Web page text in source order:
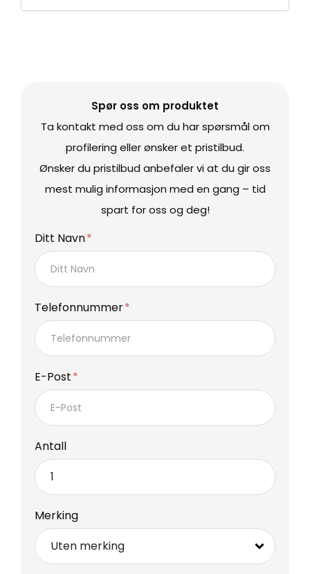
Spør oss om produktet
Ta kontakt med oss om du har spørsmål om
profilering eller ønsker et pristilbud.
Ønsker du pristilbud anbefaler vi at du gir oss
mest mulig informasjon med en gang – tid
spart for oss og deg!
Ditt Navn
Telefonnummer
E-Post
Antall
Merking